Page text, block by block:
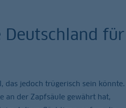
Deutschland für
das jedoch trügerisch sein könnte.
an der Zapfsäule gewährt hat,